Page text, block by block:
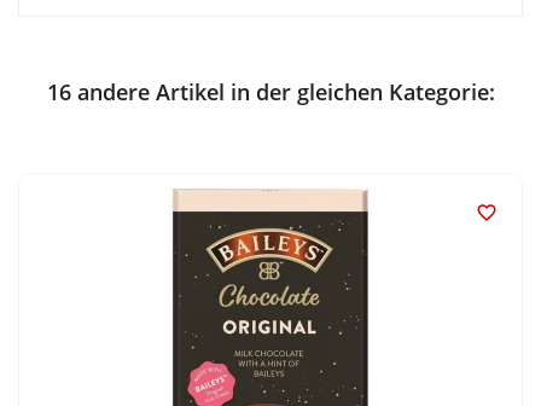
16 andere Artikel in der gleichen Kategorie:
